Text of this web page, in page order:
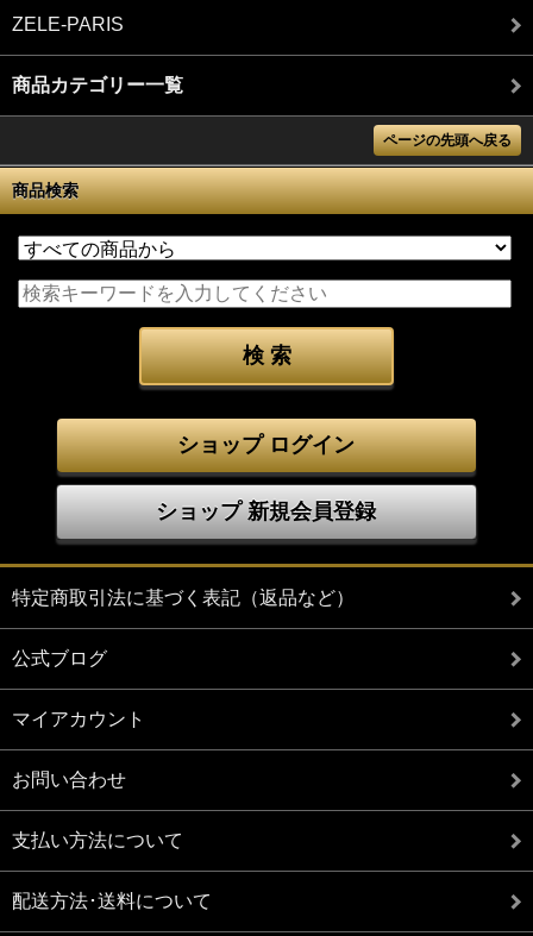
ZELE-PARIS
商品カテゴリー一覧
ページの先頭へ戻る
商品検索
ショップ ログイン
ショップ 新規会員登録
特定商取引法に基づく表記（返品など）
公式ブログ
マイアカウント
お問い合わせ
支払い方法について
配送方法･送料について